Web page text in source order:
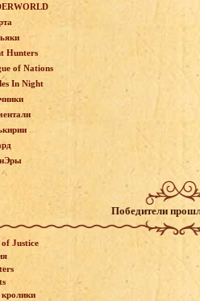
Hunters
of Nations
In Night
Победители
Justice